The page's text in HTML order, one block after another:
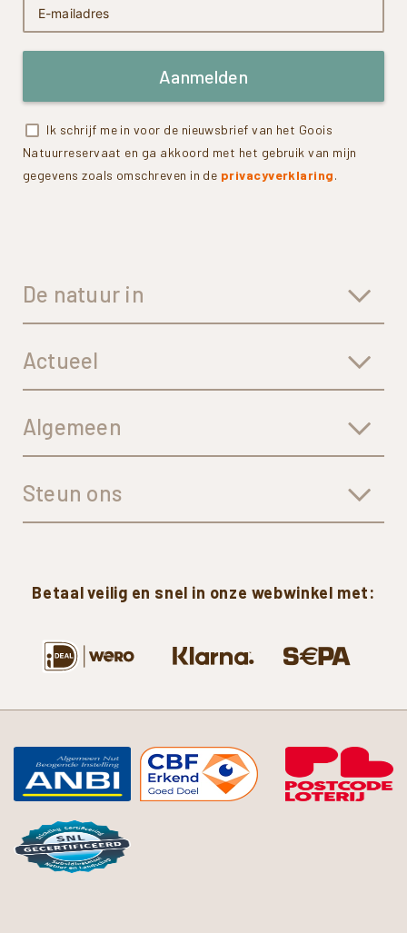
Aanmelden
Ik schrijf me in voor de nieuwsbrief van het Goois
Natuurreservaat en ga akkoord met het gebruik van mijn
gegevens zoals omschreven in de privacyverklaring.
De natuur in
Actueel
Algemeen
Steun ons
Betaal veilig en snel in onze webwinkel met: